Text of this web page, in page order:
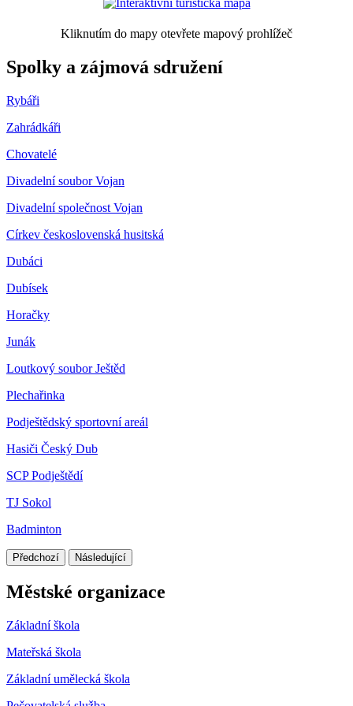
Kliknutím do mapy otevřete mapový prohlížeč
Spolky a zájmová sdružení
Rybáři
Zahrádkáři
Chovatelé
Divadelní soubor Vojan
Divadelní společnost Vojan
Církev československá husitská
Dubáci
Dubísek
Horačky
Junák
Loutkový soubor Ještěd
Plechařinka
Podještědský sportovní areál
Hasiči Český Dub
SCP Podještědí
TJ Sokol
Badminton
Předchozí Následující
Městské organizace
Základní škola
Mateřská škola
Základní umělecká škola